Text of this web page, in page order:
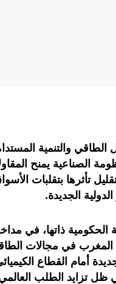
الطاقي والتنمية
الصناعية يمنح
تأثرها بتقلبات
الجديدة.
ذاتها، في
المغرب في مجالات
أمام القطاع
ظل تزايد الطلب